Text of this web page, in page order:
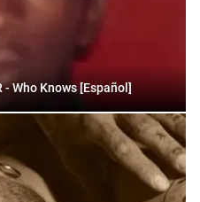
- Who Knows [Español]